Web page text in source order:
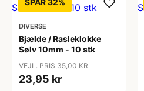
SPAR 32%
DIVERSE
Bjælde / Rasleklokke
Sølv 10mm - 10 stk
VEJL. PRIS 35,00 KR
23,95 kr